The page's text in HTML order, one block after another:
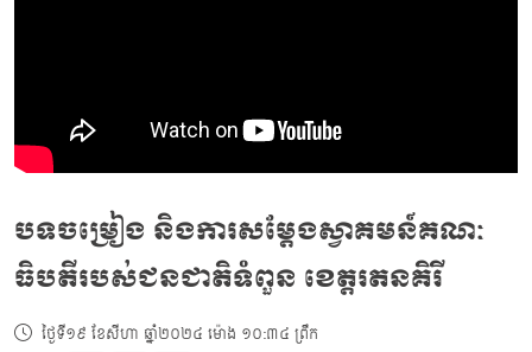
បទចម្រៀង និងការសម្តែងស្វាគមន៍គណៈ
ធិបតីរបស់ជនជាតិទំពួន ខេត្តរតនគិរី
ថ្ងៃទី១៩ ខែសីហា ឆ្នាំ២០២៤ ម៉ោង ១០:៣៤ ព្រឹក